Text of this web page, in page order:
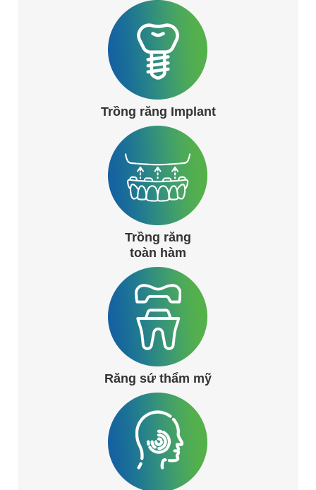
Trồng răng Implant
Trồng răng
toàn hàm
Răng sứ thẩm mỹ